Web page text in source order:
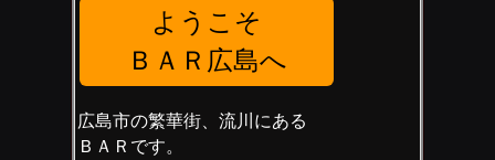
ようこそ
ＢＡＲ広島へ
広島市の繁華街、流川にある
ＢＡＲです。